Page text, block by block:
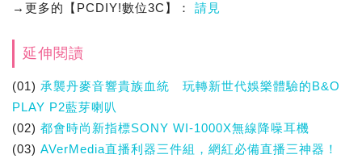
→更多的【PCDIY!數位3C】： 請見
延伸閱讀
(01) 承襲丹麥音響貴族血統 玩轉新世代娛樂體驗的B&O
PLAY P2藍芽喇叭
(02) 都會時尚新指標SONY WI-1000X無線降噪耳機
(03) AVerMedia直播利器三件組，網紅必備直播三神器！